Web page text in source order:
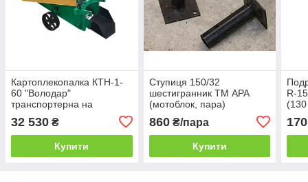
Картоплекопалка КТН-1-
60 "Володар"
транспортерна на
ланцюгу для мінітракторів
32 530 ₴
Купити
Ступиця 150/32
шестигранник ТМ АРА
(мотоблок, пара)
860₴/пара
Купити
R-